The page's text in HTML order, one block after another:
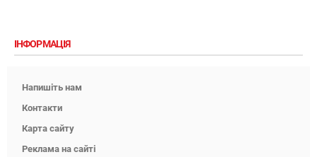
ІНФОРМАЦІЯ
Напишіть нам
Контакти
Карта сайту
Реклама на сайті